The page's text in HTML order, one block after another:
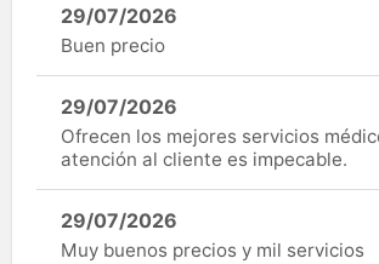
29/07/2026
Buen precio
29/07/2026
Ofrecen los mejores servicios
atención al cliente es impecable.
29/07/2026
Muy buenos precios y mil servicios